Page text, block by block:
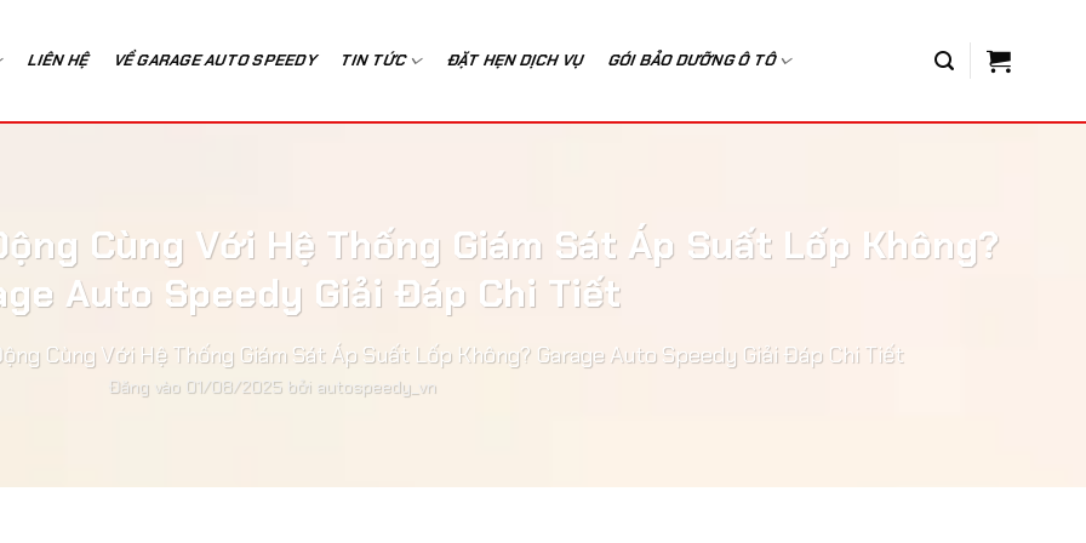
LIÊN HỆ VỀ GARAGE AUTO SPEEDY TIN TỨC ĐẶT HẸN DỊCH VỤ GÓI BẢO DƯỠNG Ô TÔ
Cùng Với Hệ Thống Giám Sát Áp Suất Lốp Không?
Auto Speedy Giải Đáp Chi Tiết
Cùng Với Hệ Thống Giám Sát Áp Suất Lốp Không? Garage Auto Speedy Giải Đáp Chi Tiết
Đăng vào 01/08/2025 bởi autospeedy_vn